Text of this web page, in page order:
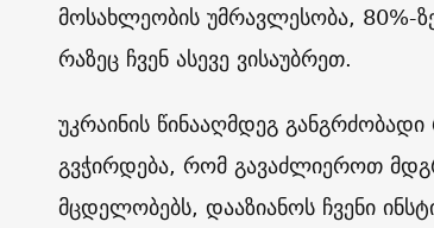
მოსახლეობის უმრავლესობა, 80%-
რაზეც ჩვენ ასევე ვისაუბრეთ.
უკრაინის წინააღმდეგ
გვჭირდება, რომ გავაძლიეროთ
მცდელობებს, დააზიანოს ჩვენი